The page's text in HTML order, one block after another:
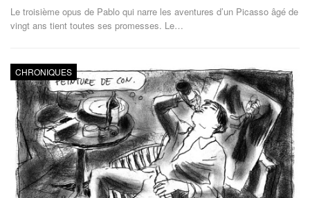
Le troisième opus de Pablo qui narre les aventures d’un Picasso âgé de
vingt ans tient toutes ses promesses. Le…
CHRONIQUES